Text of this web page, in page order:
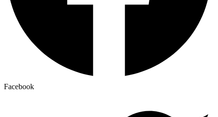
Facebook